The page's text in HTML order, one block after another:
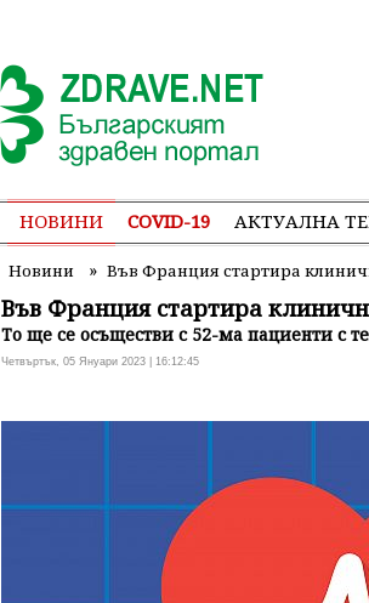
НОВИНИ COVID-19 АКТУАЛНА
Новини » Във Франция стартира
Във Франция стартира
То ще се осъществи с 52-ма пациенти с
Четвъртък, 05 Януари 2023 | 16:12:45